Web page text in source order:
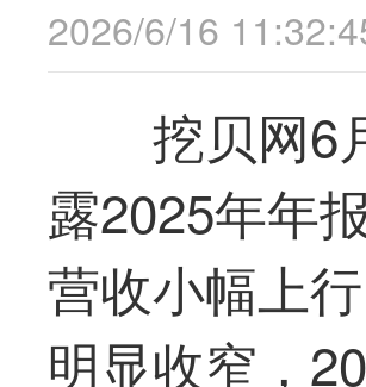
2026/6/16
挖贝网6
露2025年年
营收小幅上
明显收窄，